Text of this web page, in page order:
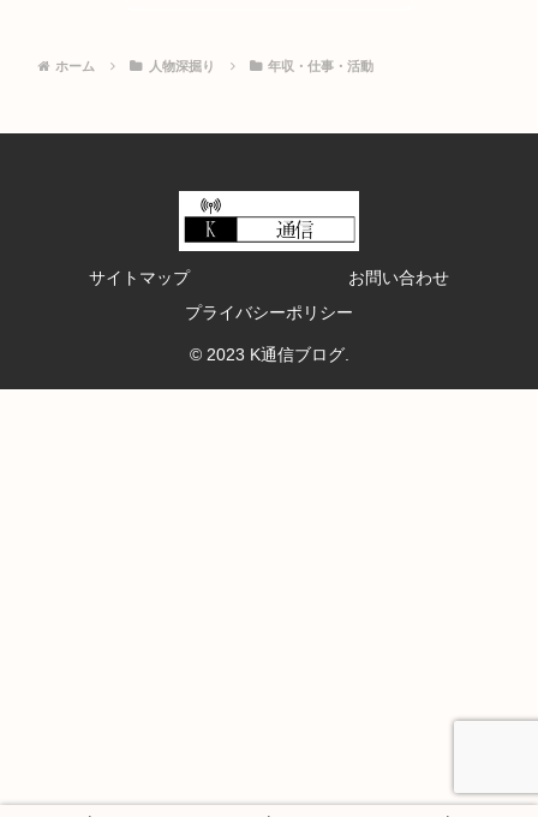
ホーム 人物深掘り 年収・仕事・活動
サイトマップ
お問い合わせ
プライバシーポリシー
© 2023 K通信ブログ.